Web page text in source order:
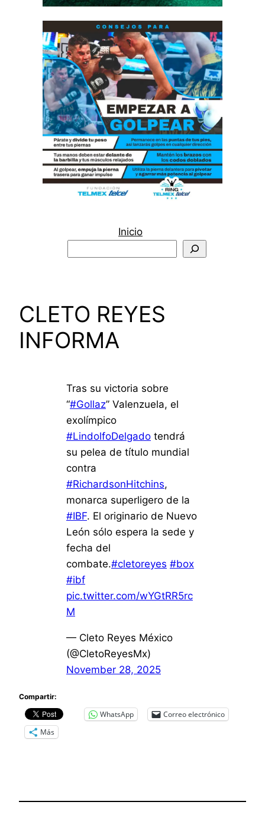
Inicio
CLETO REYES
INFORMA
Tras su victoria sobre
“#Gollaz” Valenzuela, el
exolímpico
#LindolfoDelgado tendrá
su pelea de título mundial
contra
#RichardsonHitchins,
monarca superligero de la
#IBF. El originario de Nuevo
León sólo espera la sede y
fecha del
combate.#cletoreyes #box
#ibf
pic.twitter.com/wYGtRR5rc
M
— Cleto Reyes México
(@CletoReyesMx)
November 28, 2025
Compartir:
WhatsApp
Correo electrónico
Más